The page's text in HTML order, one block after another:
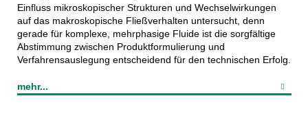
Einfluss mikroskopischer Strukturen und Wechselwirkungen
auf das makroskopische Fließverhalten untersucht, denn
gerade für komplexe, mehrphasige Fluide ist die sorgfältige
Abstimmung zwischen Produktformulierung und
Verfahrensauslegung entscheidend für den technischen Erfolg.
mehr...